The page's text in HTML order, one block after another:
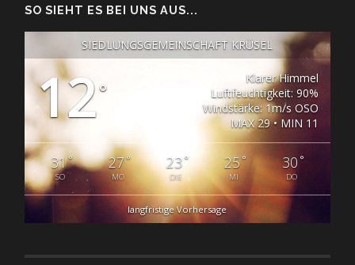
SO SIEHT ES BEI UNS AUS...
SIEDLUNGSGEMEINSCHAFT KRÜSEL
12°
Klarer Himmel
Luftfeuchtigkeit: 90%
Windstärke: 1m/s OSO
MAX 29 • MIN 11
31°
SO
27°
MO
23°
DIE
25°
MI
30 °
DO
langfristige Vorhersage